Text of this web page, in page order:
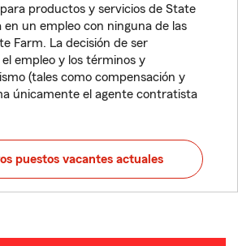
productos y servicios de State
en un empleo con ninguna de las
Farm. La decisión de ser
empleo y los términos y
(tales como compensación y
únicamente el agente contratista
puestos vacantes actuales